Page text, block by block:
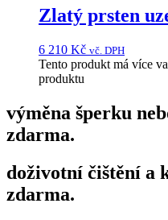
Zlatý prsten
6 210 Kč vč. DPH
Tento produkt má více
produktu
výměna šperku
zdarma.
doživotní čištění a
zdarma.